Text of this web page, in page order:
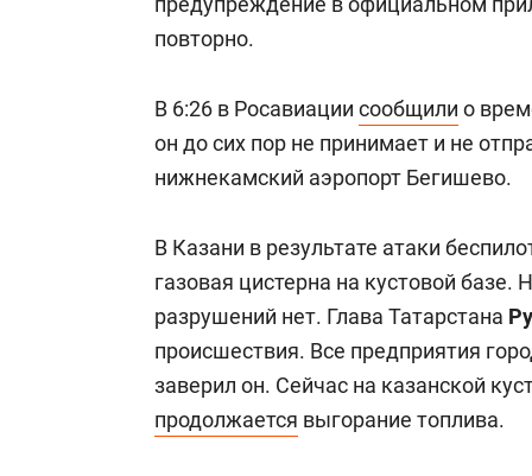
повторно.
В 6:26 в Росавиации сообщили о
он до сих пор не принимает и не
нижнекамский аэропорт Бегишево.
В Казани в результате атаки
газовая цистерна на кустовой базе.
разрушений нет. Глава Татарстана
происшествия. Все предприятия
заверил он. Сейчас на казанской
продолжается выгорание топлива.